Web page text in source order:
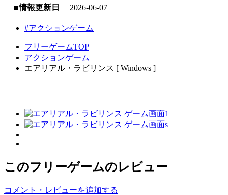
■情報更新日
2026-06-07
#アクションゲーム
フリーゲームTOP
アクションゲーム
エアリアル・ラビリンス [ Windows ]
このフリーゲームのレビュー
コメント・レビューを追加する